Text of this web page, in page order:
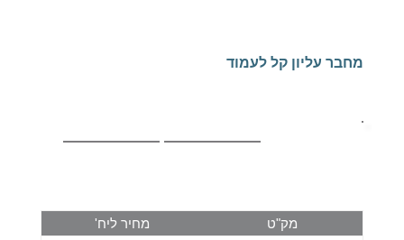
מחבר עליון קל לעמוד
מק"ט
מחיר ליח'